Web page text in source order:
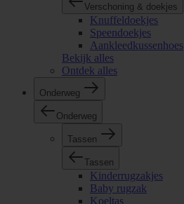
Verschoning & doekjes
Knuffeldoekjes
Speendoekjes
Aankleedkussenhoes
Bekijk alles
Ontdek alles
Onderweg
Onderweg
Tassen
Tassen
Kinderrugzakjes
Baby rugzak
Koeltas